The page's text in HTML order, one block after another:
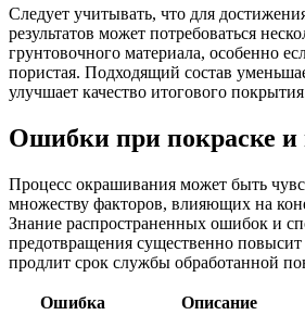
Следует учитывать, что для
результатов может потребоваться
грунтовочного материала, особенно
пористая. Подходящий состав
улучшает качество итогового
Ошибки при покраске и
Процесс окрашивания может быть
множеству факторов, влияющих на
Знание распространенных ошибок и
предотвращения существенно повысит
продлит срок службы обработанной
Ошибка Описание